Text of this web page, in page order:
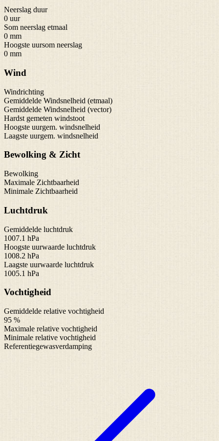
Neerslag duur
0 uur
Som neerslag etmaal
0 mm
Hoogste uursom neerslag
0 mm
Wind
Windrichting
Gemiddelde Windsnelheid (etmaal)
Gemiddelde Windsnelheid (vector)
Hardst gemeten windstoot
Hoogste uurgem. windsnelheid
Laagste uurgem. windsnelheid
Bewolking & Zicht
Bewolking
Maximale Zichtbaarheid
Minimale Zichtbaarheid
Luchtdruk
Gemiddelde luchtdruk
1007.1 hPa
Hoogste uurwaarde luchtdruk
1008.2 hPa
Laagste uurwaarde luchtdruk
1005.1 hPa
Vochtigheid
Gemiddelde relative vochtigheid
95 %
Maximale relative vochtigheid
Minimale relative vochtigheid
Referentiegewasverdamping